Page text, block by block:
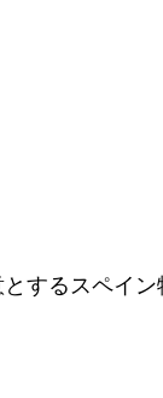
するスペイ